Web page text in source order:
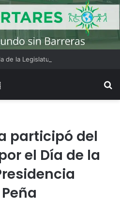
participó del
el Día de la